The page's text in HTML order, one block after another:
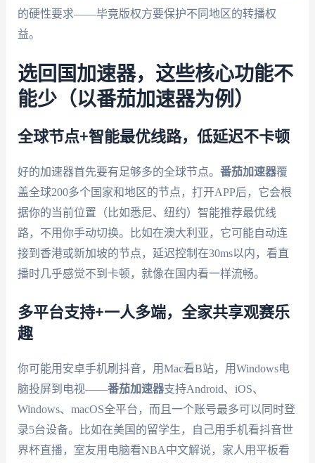
的硬性要求——毕竟版权方要保护不同地区的转播权
益。
选回国加速器，这些核心功能不
能少（以番茄加速器为例）
全球节点+智能最优线路，低延迟不卡顿
好的加速器首先要有足够多的全球节点。 番茄加速器覆
盖全球200多个国家和地区的节点，打开APP后，它会根
据你的当前位置（比如悉尼、纽约）智能推荐最优线
路，不用你手动切换。比如在澳大利亚，它可能自动连
接到香港或新加坡的节点，延迟控制在30ms以内，看直
播时几乎感觉不到卡顿，就像在国内看一样流畅。
多平台支持+一人多端，全家共享观赛乐
趣
你可能用安卓手机刷抖音，用Mac看B站，用Windows电
脑投屏到电视——番茄加速器支持Android、iOS、
Windows、macOS全平台，而且一个账号最多可以同时登
录5台设备。比如在美国的留学生，自己用手机看抖音世
界杯直播，室友用电脑看NBA中文解说，家人用平板看